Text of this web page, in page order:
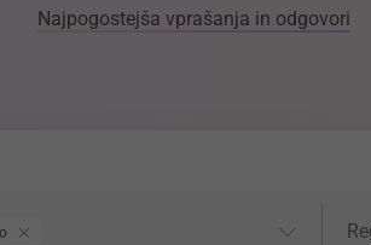
Najpogostejša vprašanja in odgovori